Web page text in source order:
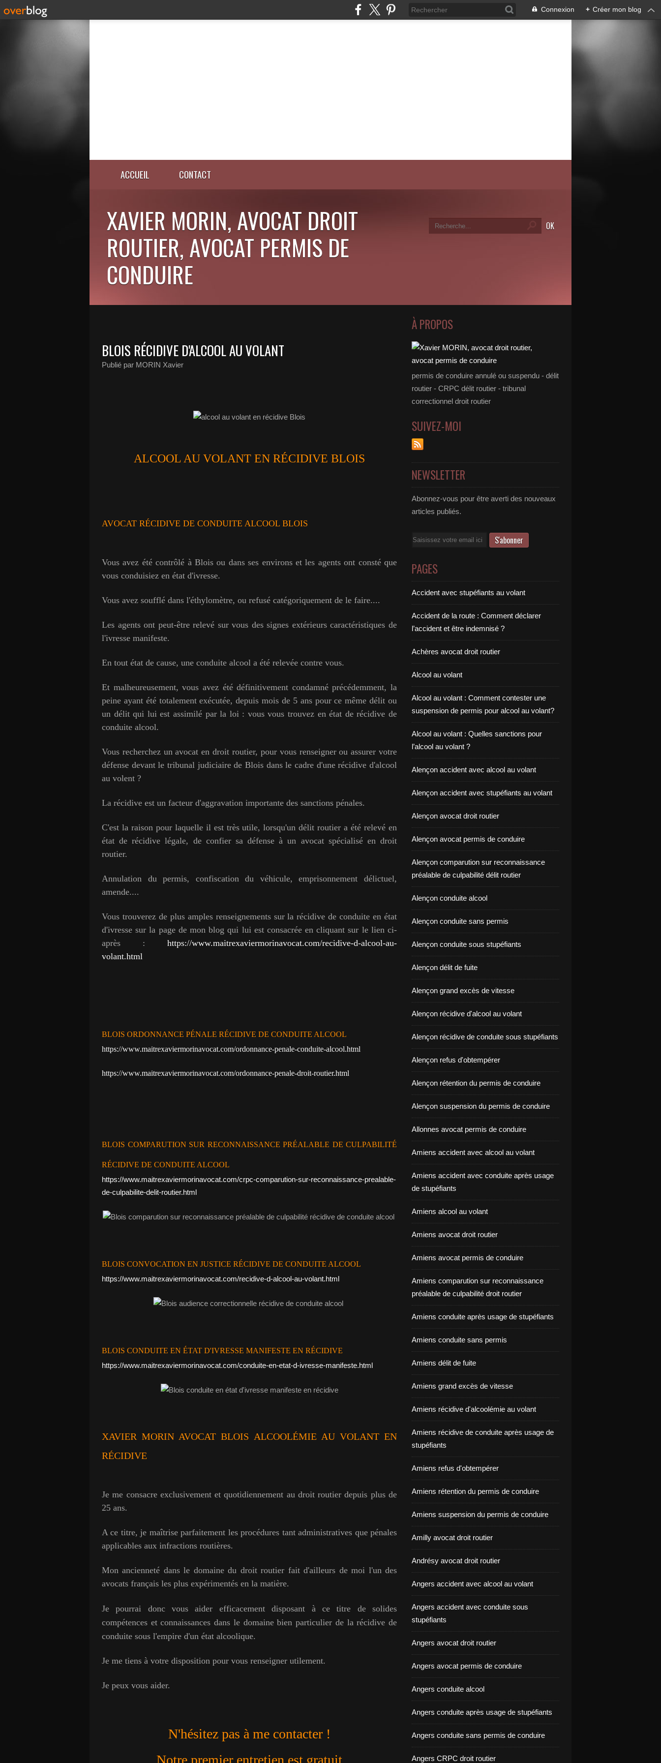
Connexion + Créer mon blog
ACCUEIL CONTACT
XAVIER MORIN, AVOCAT DROIT
ROUTIER, AVOCAT PERMIS DE
CONDUIRE
BLOIS RÉCIDIVE D'ALCOOL AU VOLANT
Publié par MORIN Xavier
ALCOOL AU VOLANT EN RÉCIDIVE BLOIS
AVOCAT RÉCIDIVE DE CONDUITE ALCOOL BLOIS
Vous avez été contrôlé à Blois ou dans ses environs et les agents ont consté que
vous conduisiez en état d'ivresse.
Vous avez soufflé dans l'éthylomètre, ou refusé catégoriquement de le faire....
Les agents ont peut-être relevé sur vous des signes extérieurs caractéristiques de
l'ivresse manifeste.
En tout état de cause, une conduite alcool a été relevée contre vous.
Et malheureusement, vous avez été définitivement condamné précédemment, la
peine ayant été totalement exécutée, depuis mois de 5 ans pour ce même délit ou
un délit qui lui est assimilé par la loi : vous vous trouvez en état de récidive de
conduite alcool.
Vous recherchez un avocat en droit routier, pour vous renseigner ou assurer votre
défense devant le tribunal judiciaire de Blois dans le cadre d'une récidive d'alcool
au volent ?
La récidive est un facteur d'aggravation importante des sanctions pénales.
C'est la raison pour laquelle il est très utile, lorsqu'un délit routier a été relevé en
état de récidive légale, de confier sa défense à un avocat spécialisé en droit
routier.
Annulation du permis, confiscation du véhicule, emprisonnement délictuel,
amende....
Vous trouverez de plus amples renseignements sur la récidive de conduite en état
d'ivresse sur la page de mon blog qui lui est consacrée en cliquant sur le lien ci-
après : https://www.maitrexaviermorinavocat.com/recidive-d-alcool-au-
volant.html
BLOIS ORDONNANCE PÉNALE RÉCIDIVE DE CONDUITE ALCOOL
https://www.maitrexaviermorinavocat.com/ordonnance-penale-conduite-alcool.html
https://www.maitrexaviermorinavocat.com/ordonnance-penale-droit-routier.html
BLOIS COMPARUTION SUR RECONNAISSANCE PRÉALABLE DE CULPABILITÉ
RÉCIDIVE DE CONDUITE ALCOOL
https://www.maitrexaviermorinavocat.com/crpc-comparution-sur-reconnaissance-prealable-
de-culpabilite-delit-routier.html
BLOIS CONVOCATION EN JUSTICE RÉCIDIVE DE CONDUITE ALCOOL
https://www.maitrexaviermorinavocat.com/recidive-d-alcool-au-volant.html
BLOIS CONDUITE EN ÉTAT D'IVRESSE MANIFESTE EN RÉCIDIVE
https://www.maitrexaviermorinavocat.com/conduite-en-etat-d-ivresse-manifeste.html
XAVIER MORIN AVOCAT BLOIS ALCOOLÉMIE AU VOLANT EN
RÉCIDIVE
Je me consacre exclusivement et quotidiennement au droit routier depuis plus de
25 ans.
A ce titre, je maîtrise parfaitement les procédures tant administratives que pénales
applicables aux infractions routières.
Mon ancienneté dans le domaine du droit routier fait d'ailleurs de moi l'un des
avocats français les plus expérimentés en la matière.
Je pourrai donc vous aider efficacement disposant à ce titre de solides
compétences et connaissances dans le domaine bien particulier de la récidive de
conduite sous l'empire d'un état alcoolique.
Je me tiens à votre disposition pour vous renseigner utilement.
Je peux vous aider.
N'hésitez pas à me contacter !
Notre premier entretien est gratuit
À PROPOS
permis de conduire annulé ou suspendu - délit
routier - CRPC délit routier - tribunal
correctionnel droit routier
SUIVEZ-MOI
NEWSLETTER
Abonnez-vous pour être averti des nouveaux
articles publiés.
Email
PAGES
Accident avec stupéfiants au volant
Accident de la route : Comment déclarer
l’accident et être indemnisé ?
Achères avocat droit routier
Alcool au volant
Alcool au volant : Comment contester une
suspension de permis pour alcool au volant?
Alcool au volant : Quelles sanctions pour
l’alcool au volant ?
Alençon accident avec alcool au volant
Alençon accident avec stupéfiants au volant
Alençon avocat droit routier
Alençon avocat permis de conduire
Alençon comparution sur reconnaissance
préalable de culpabilité délit routier
Alençon conduite alcool
​​​​​​​Alençon conduite sans permis
Alençon conduite sous stupéfiants
Alençon délit de fuite
Alençon grand excès de vitesse
Alençon récidive d'alcool au volant
Alençon récidive de conduite sous stupéfiants
Alençon refus d'obtempérer
Alençon rétention du permis de conduire
Alençon suspension du permis de conduire
Allonnes avocat permis de conduire
Amiens accident avec alcool au volant
Amiens accident avec conduite après usage
de stupéfiants
Amiens alcool au volant
Amiens avocat droit routier
Amiens avocat permis de conduire
Amiens comparution sur reconnaissance
préalable de culpabilité droit routier
Amiens conduite après usage de stupéfiants
Amiens conduite sans permis
Amiens délit de fuite
Amiens grand excès de vitesse
Amiens récidive d'alcoolémie au volant
Amiens récidive de conduite après usage de
stupéfiants
Amiens refus d'obtempérer
Amiens rétention du permis de conduire
Amiens suspension du permis de conduire
Amilly avocat droit routier
Andrésy avocat droit routier
Angers accident avec alcool au volant
Angers accident avec conduite sous
stupéfiants
Angers avocat droit routier
Angers avocat permis de conduire
Angers conduite alcool
Angers conduite après usage de stupéfiants
Angers conduite sans permis de conduire
Angers CRPC droit routier